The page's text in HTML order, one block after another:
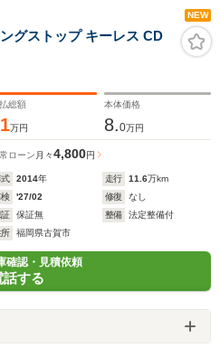
NEW
ストップ キーレス CD
総額
万円
本体価格
8.0万円
ローン 月々4,800円
式 2014年 走行 11.6万km
'27/02 修復
なし
保証無 整備
法定整備付
所
福岡県古賀市
確認・見積依頼
話する